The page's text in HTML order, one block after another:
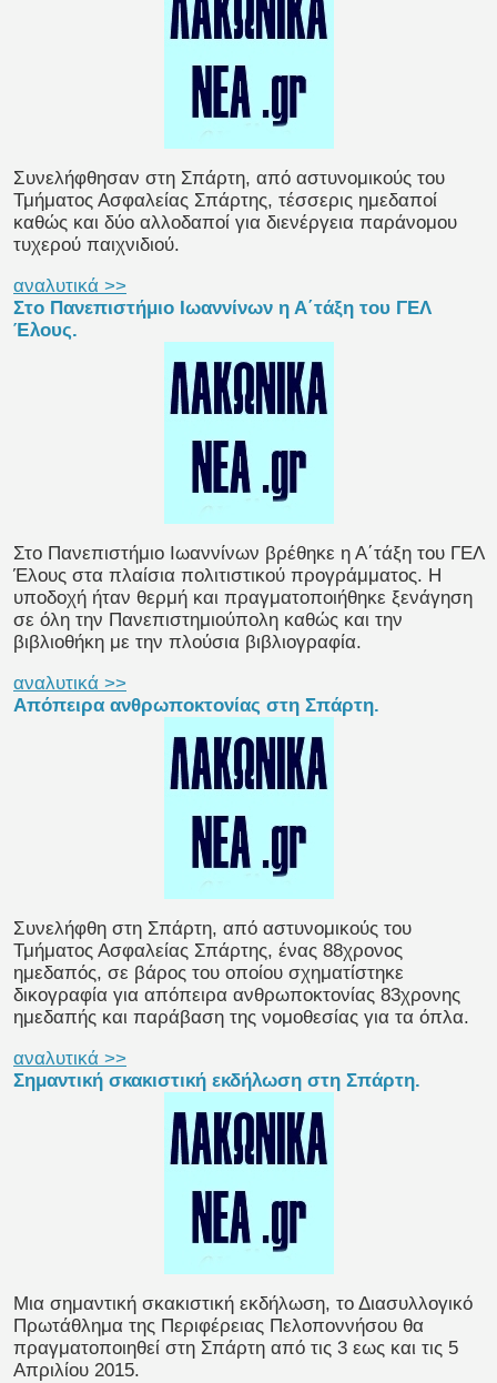
Συνελήφθησαν στη Σπάρτη, από αστυνομικούς του
Τμήματος Ασφαλείας Σπάρτης, τέσσερις ημεδαποί
καθώς και δύο αλλοδαποί για διενέργεια παράνομου
τυχερού παιχνιδιού.
αναλυτικά >>
Στο Πανεπιστήμιο Ιωαννίνων η Α΄τάξη του ΓΕΛ
Έλους.
Στο Πανεπιστήμιο Ιωαννίνων βρέθηκε η Α΄τάξη του ΓΕΛ
Έλους στα πλαίσια πολιτιστικού προγράμματος. Η
υποδοχή ήταν θερμή και πραγματοποιήθηκε ξενάγηση
σε όλη την Πανεπιστημιούπολη καθώς και την
βιβλιοθήκη με την πλούσια βιβλιογραφία.
αναλυτικά >>
Απόπειρα ανθρωποκτονίας στη Σπάρτη.
Συνελήφθη στη Σπάρτη, από αστυνομικούς του
Τμήματος Ασφαλείας Σπάρτης, ένας 88χρονος
ημεδαπός, σε βάρος του οποίου σχηματίστηκε
δικογραφία για απόπειρα ανθρωποκτονίας 83χρονης
ημεδαπής και παράβαση της νομοθεσίας για τα όπλα.
αναλυτικά >>
Σημαντική σκακιστική εκδήλωση στη Σπάρτη.
Μια σημαντική σκακιστική εκδήλωση, το Διασυλλογικό
Πρωτάθλημα της Περιφέρειας Πελοποννήσου θα
πραγματοποιηθεί στη Σπάρτη από τις 3 εως και τις 5
Απριλίου 2015.